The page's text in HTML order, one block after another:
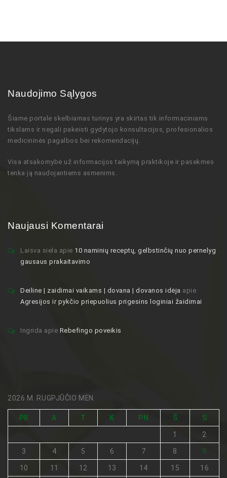
Naudojimo Sąlygos
Šiame portale skelbiamas turinys yra skirtas tik informaciniams
tikslams ir negali pakeisti gydytojo konsultacijos, profesionalios
medicininės pagalbos bei rekomendacijų.
Visa atsakomybė už informacijos taikymą praktikoje ir pasekmes
tenka ją naudojantiems asmenims.
Naujausi Komentarai
Laisva siela apie 10 naminių receptų, gelbstinčių nuo pernelyg
gausaus prakaitavimo
Deiline | zaidimai vaikams | dovana | dovanos idėja apie
Agresijos ir pykčio priepuolius prigesins loginiai žaidimai
Ingrida apie Rebefingo poveikis
2026 M. RUGPJŪČIO MĖN.
PR A T K PN Š S
1 2
3 4 5 6 7 8 9
10 11 12 13 14 15 16